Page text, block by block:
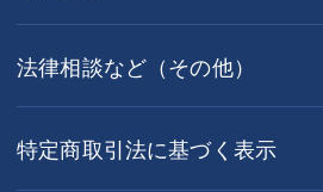
法律相談など（その他）
特定商取引法に基づく表示